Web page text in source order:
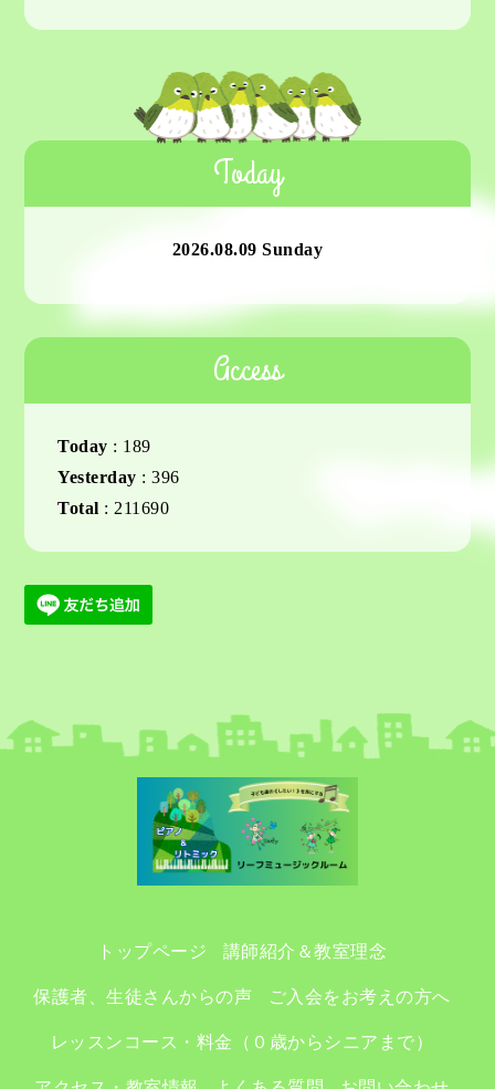
Today
2026.08.09 Sunday
Access
Today : 189
Yesterday :396
Total : 211690
トップページ 講師紹介＆教室理念
保護者、生徒さんからの声 ご入会をお考えの方へ
レッスンコース・料金（０歳からシニアまで）